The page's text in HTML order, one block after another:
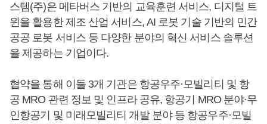
스템(주)은 메타버스 기반의 교육훈련 서비스, 디지털 트
윈을 활용한 제조 산업 서비스, AI 로봇 기술 기반의 민간
공공 로봇 서비스 등 다양한 분야의 혁신 서비스 솔루션
을 제공하는 기업이다.
협약을 통해 이들 3개 기관은 항공우주·모빌리티 및 항
공 MRO 관련 정보 및 인프라 공유, 항공기 MRO 분야·무
인항공기 및 미래모빌리티 개발 분야 등 항공우주·모빌